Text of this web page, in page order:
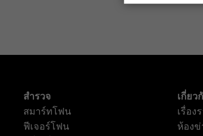
parts
สำรวจ
สมาร์ทโฟน
ฟีเจอร์โฟน
เกี่ยว
เรื่อง
ห้องข่